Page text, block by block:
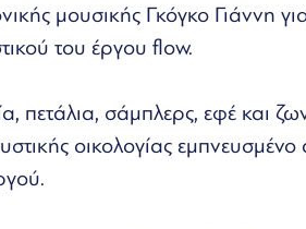
μουσικής Γκόγκο Γιάννη
του έργου flow.
πετάλια, σάμπλερς, εφέ και
οικολογίας